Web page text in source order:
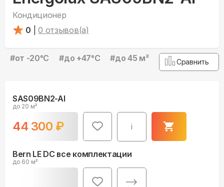
Кондиционер
0
0 отзывов(а)
#от -20°С #до +47°С #до 45 м² Сравнить
SAS09BN2-AI
до 20 м²
44 300 ₽ i
Bern LE DC все комплектации
до 60 м²